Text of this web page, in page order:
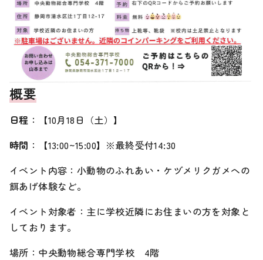
概要
日程 ：【10月18日（土）】
時間 ：【13:00~15:00】※最終受付14:30
イベント内容：小動物のふれあい・ケヅメリクガメへの
餌あげ体験など。
イベント対象者：主に学校近隣にお住まいの方を対象と
しております。
場所：中央動物総合専門学校 4階